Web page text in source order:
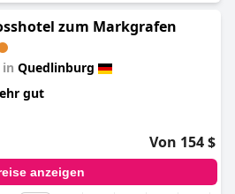
Zu den Beschwerden
und das Fehlen einer Klimaanlage
waren jedoch von der
der Qualität des Restaurants und
erfüllte das Hotel zwar die
an ein Vier-Sterne-Hotel, andere
dass es in Bereichen wie Service und
übrig ließ.
zum Markgrafen
Quedlinburg
gut
Von 154 $
anzeigen